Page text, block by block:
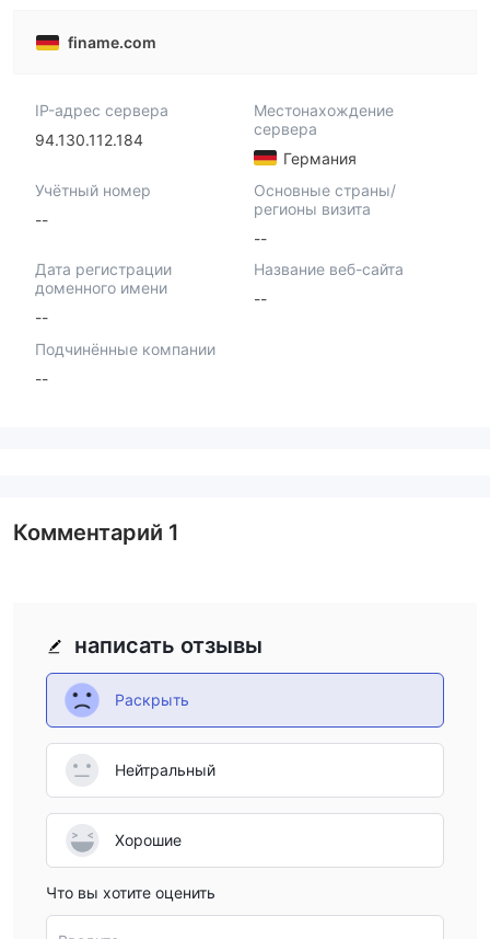
finame.com
IP-адрес сервера
94.130.112.184
Местонахождение
сервера
Германия
Учётный номер
--
Основные страны/
регионы визита
--
Дата регистрации
доменного имени
--
Название веб-сайта
--
Подчинённые компании
--
написать отзывы
Раскрыть
Нейтральный
Хорошие
Что вы хотите оценить
Комментарий 1